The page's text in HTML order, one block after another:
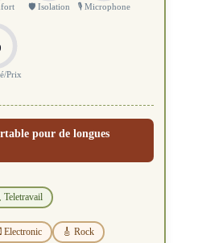
🛡️ Isolation 🎙️ Microphone
Prix
pour de longues
Teletravail
Electronic 🎸 Rock